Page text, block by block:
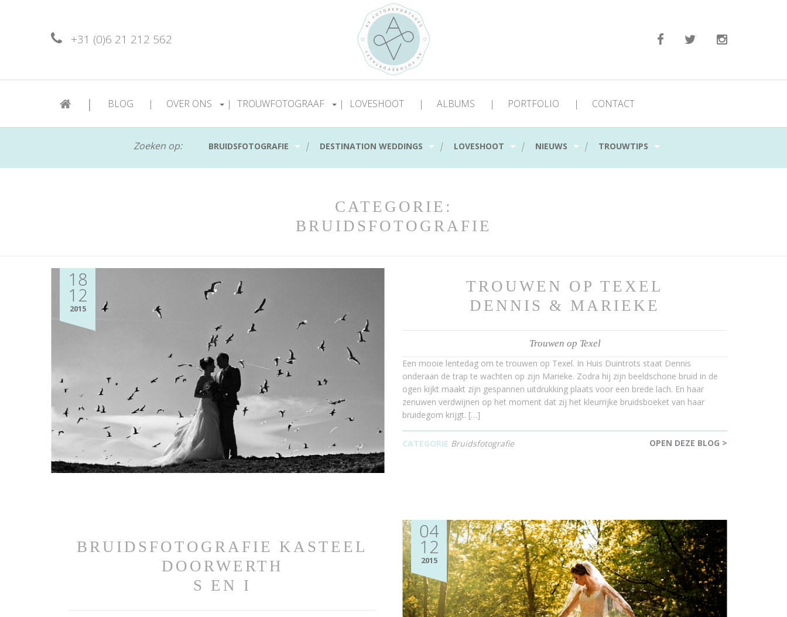
+31 (0)6 21 212 562
| BLOG | OVER ONS | TROUWFOTOGRAAF | LOVESHOOT | ALBUMS | PORTFOLIO | CONTACT
Zoeken op: BRUIDSFOTOGRAFIE | DESTINATION WEDDINGS | LOVESHOOT | NIEUWS | TROUWTIPS
CATEGORIE:
BRUIDSFOTOGRAFIE
18
12
2015
TROUWEN OP TEXEL
DENNIS & MARIEKE
Trouwen op Texel
Een mooie lentedag om te trouwen op Texel. In Huis Duintrots staat Dennis
onderaan de trap te wachten op zijn Marieke. Zodra hij zijn beeldschone bruid in de
ogen kijkt maakt zijn gespannen uitdrukking plaats voor een brede lach. En haar
zenuwen verdwijnen op het moment dat zij het kleurrijke bruidsboeket van haar
bruidegom krijgt. […]
CATEGORIE Bruidsfotografie OPEN DEZE BLOG >
04
12
2015
BRUIDSFOTOGRAFIE KASTEEL
DOORWERTH
S EN I